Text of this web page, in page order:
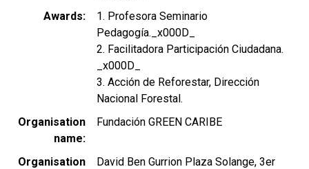
Awards
1. Profesora Seminario
Pedagogía._x000D_
2. Facilitadora Participación Ciudadana.
_x000D_
3. Acción de Reforestar, Dirección
Nacional Forestal.
Organisation
name
Fundación GREEN CARIBE
Organisation
David Ben Gurrion Plaza Solange, 3er